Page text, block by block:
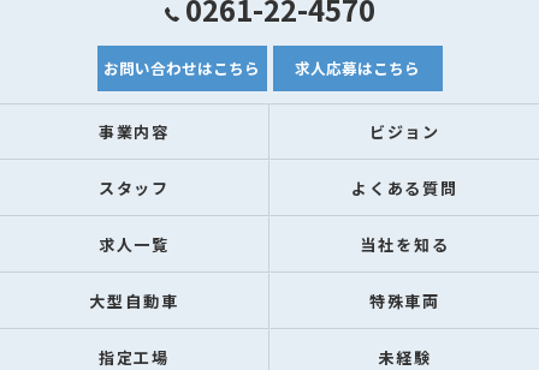
0261-22-4570
お問い合わせはこちら 求人応募はこちら
事業内容 ビジョン
スタッフ よくある質問
求人一覧 当社を知る
大型自動車 特殊車両
指定工場 未経験